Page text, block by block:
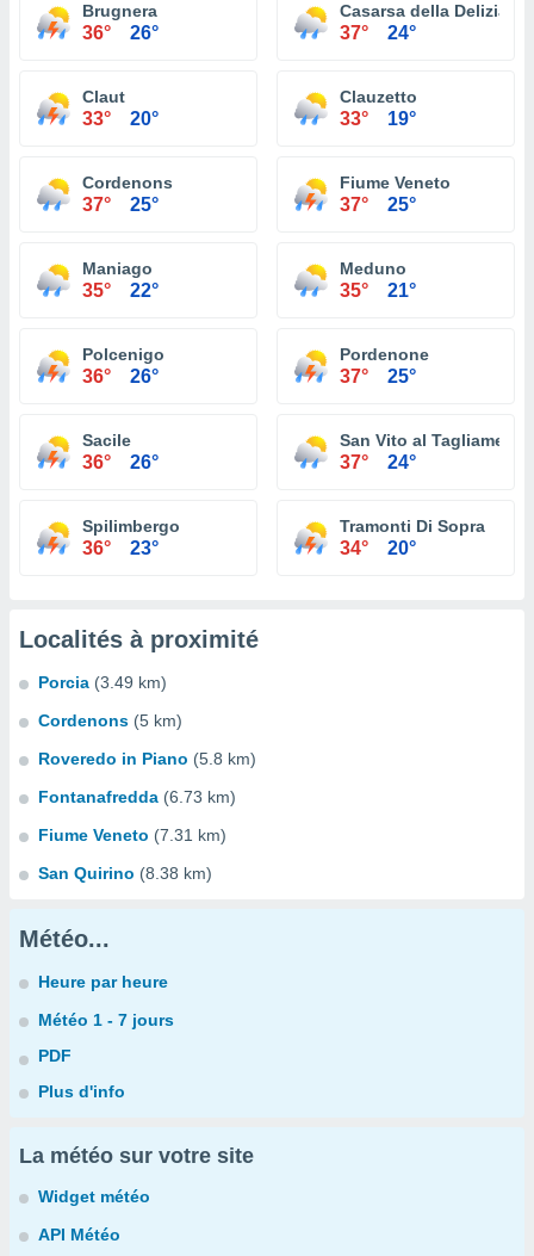
Brugnera
36° 26°
Casarsa della Delizia
37° 24°
Claut
33° 20°
Clauzetto
33° 19°
Cordenons
37° 25°
Fiume Veneto
37° 25°
Maniago
35° 22°
Meduno
35° 21°
Polcenigo
36° 26°
Pordenone
37° 25°
Sacile
36° 26°
San Vito al Tagliamento
37° 24°
Spilimbergo
36° 23°
Tramonti Di Sopra
34° 20°
Localités à proximité
Porcia (3.49 km)
Cordenons (5 km)
Roveredo in Piano (5.8 km)
Fontanafredda (6.73 km)
Fiume Veneto (7.31 km)
San Quirino (8.38 km)
Météo...
Heure par heure
Météo 1 - 7 jours
PDF
Plus d'info
La météo sur votre site
Widget météo
API Météo